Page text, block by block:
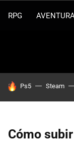
RPG AVENTURA
HOY SE HABLA DE
Ps5 Steam
Cómo